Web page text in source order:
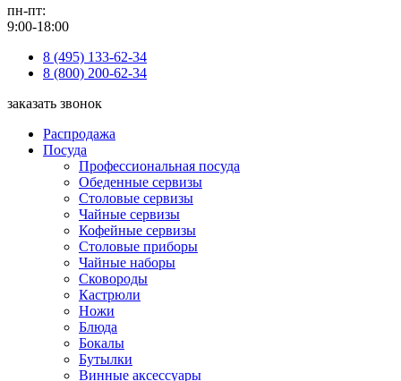
пн-пт:
9:00-18:00
8 (495) 133-62-34
8 (800) 200-62-34
заказать звонок
Распродажа
Посуда
Профессиональная посуда
Обеденные сервизы
Столовые сервизы
Чайные сервизы
Кофейные сервизы
Столовые приборы
Чайные наборы
Сковороды
Кастрюли
Ножи
Блюда
Бокалы
Бутылки
Винные аксессуары